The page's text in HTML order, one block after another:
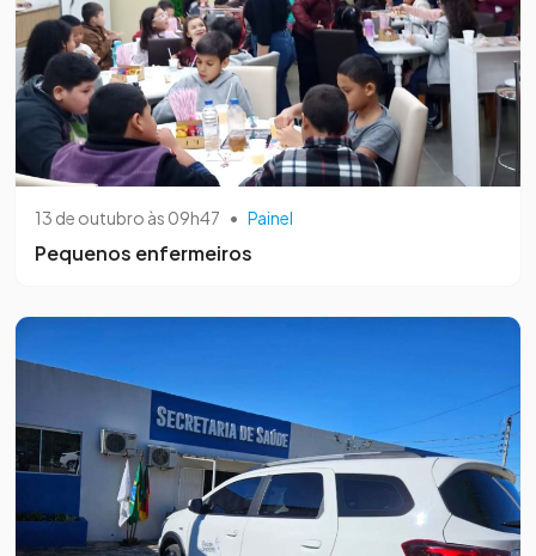
13 de outubro às 09h47 • Painel
Pequenos enfermeiros